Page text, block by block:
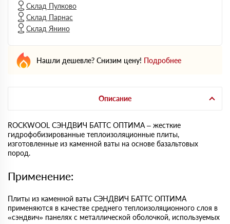
Склад Пулково
Склад Парнас
Склад Янино
Нашли дешевле? Снизим цену! Подробнее
Описание
ROCKWOOL СЭНДВИЧ БАТТС ОПТИМА – жесткие
гидрофобизированные теплоизоляционные плиты,
изготовленные из каменной ваты на основе базальтовых
пород.
Применение:
Плиты из каменной ваты СЭНДВИЧ БАТТС ОПТИМА
применяются в качестве среднего теплоизоляционного слоя в
«сэндвич» панелях с металлической оболочкой, используемых